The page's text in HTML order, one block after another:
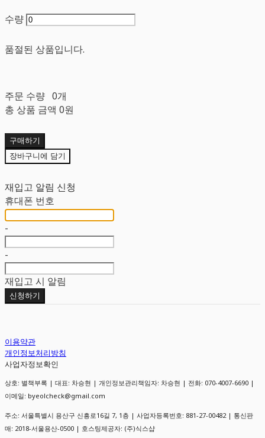
수량
품절된 상품입니다.
주문 수량 0개
총 상품 금액 0원
구매하기
장바구니에 담기
재입고 알림 신청
휴대폰 번호
-
-
재입고 시 알림
신청하기
이용약관
개인정보처리방침
사업자정보확인
상호: 별책부록 | 대표: 차승현 | 개인정보관리책임자: 차승현 | 전화: 070-4007-6690 |
이메일: byeolcheck@gmail.com
주소: 서울특별시 용산구 신흥로16길 7, 1층 | 사업자등록번호: 881-27-00482 | 통신판
매: 2018-서울용산-0500 | 호스팅제공자: (주)식스샵